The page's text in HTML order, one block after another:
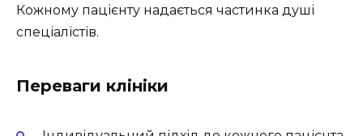
Кожному пацієнту надається частинка душі
спеціалістів.
Переваги клініки